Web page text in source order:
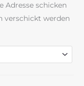
Adresse schicken
verschickt werden